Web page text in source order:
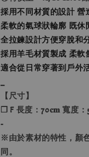
採用不同材質的設計 營
柔軟的氣球狀輪廓 既休
全拉鍊設計方便穿脫和
採用羊毛材質製成 柔軟
適合從日常穿著到戶外
【尺寸】
❐ F 長度：70𝐜𝐦 寬度
-
※由於素材的特性，顏
同。